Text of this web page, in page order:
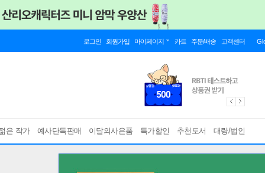
로그인 회원가입 마이페이지 카트 주문/배송 고객센터
은 작가 예사단독판매 이달의사은품 특가할인 추천도서 대량/법인